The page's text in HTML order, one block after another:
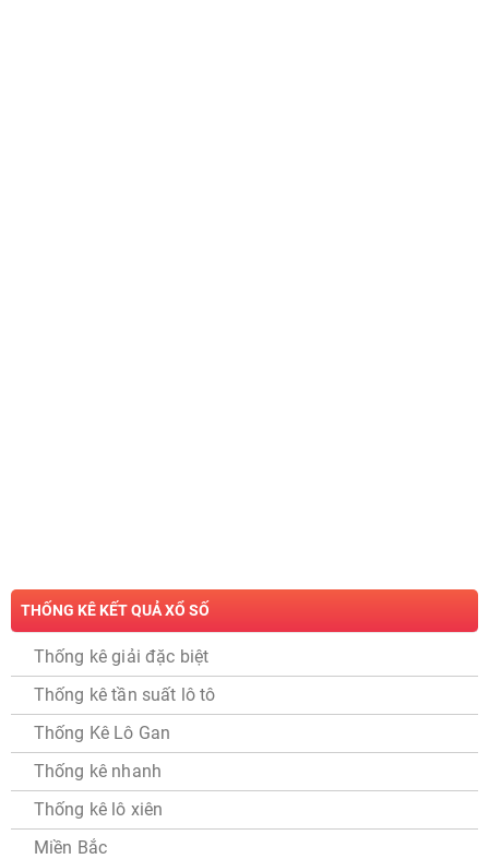
THỐNG KÊ KẾT QUẢ XỔ SỐ
Thống kê giải đặc biệt
Thống kê tần suất lô tô
Thống Kê Lô Gan
Thống kê nhanh
Thống kê lô xiên
Miền Bắc